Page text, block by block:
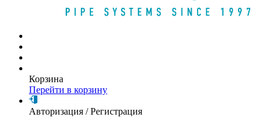
Корзина
Перейти в корзину
Авторизация /Регистрация